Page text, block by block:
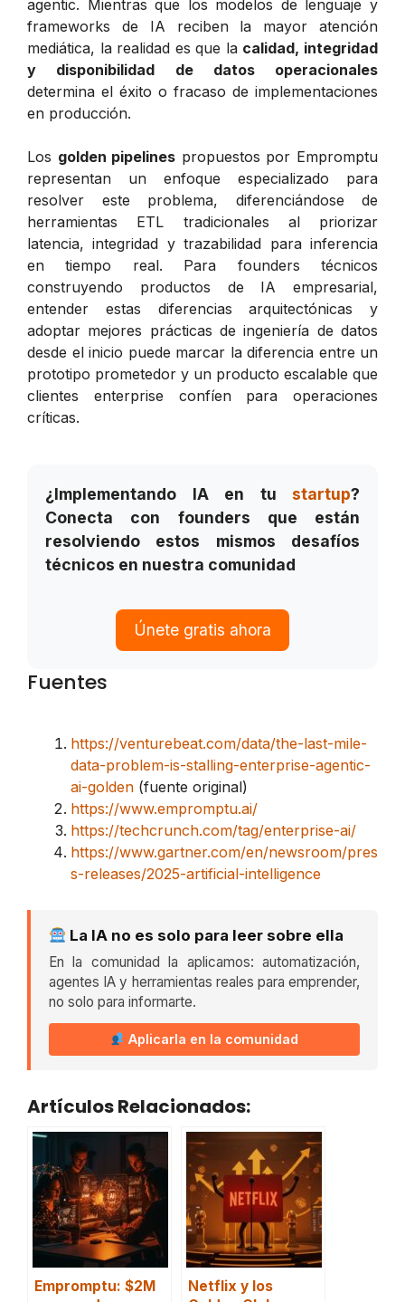
agentic. Mientras que los modelos de lenguaje y
frameworks de IA reciben la mayor atención
mediática, la realidad es que la calidad, integridad
y disponibilidad de datos operacionales
determina el éxito o fracaso de implementaciones
en producción.
Los golden pipelines propuestos por Empromptu
representan un enfoque especializado para
resolver este problema, diferenciándose de
herramientas ETL tradicionales al priorizar
latencia, integridad y trazabilidad para inferencia
en tiempo real. Para founders técnicos
construyendo productos de IA empresarial,
entender estas diferencias arquitectónicas y
adoptar mejores prácticas de ingeniería de datos
desde el inicio puede marcar la diferencia entre un
prototipo prometedor y un producto escalable que
clientes enterprise confíen para operaciones
críticas.
¿Implementando IA en tu startup?
Conecta con founders que están
resolviendo estos mismos desafíos
técnicos en nuestra comunidad
Únete gratis ahora
Fuentes
https://venturebeat.com/data/the-last-mile-
data-problem-is-stalling-enterprise-agentic-
ai-golden (fuente original)
https://www.empromptu.ai/
https://techcrunch.com/tag/enterprise-ai/
https://www.gartner.com/en/newsroom/pres
s-releases/2025-artificial-intelligence
La IA no es solo para leer sobre ella
En la comunidad la aplicamos: automatización,
agentes IA y herramientas reales para emprender,
no solo para informarte.
Aplicarla en la comunidad
Artículos Relacionados:
Empromptu: $2M
Netflix y los